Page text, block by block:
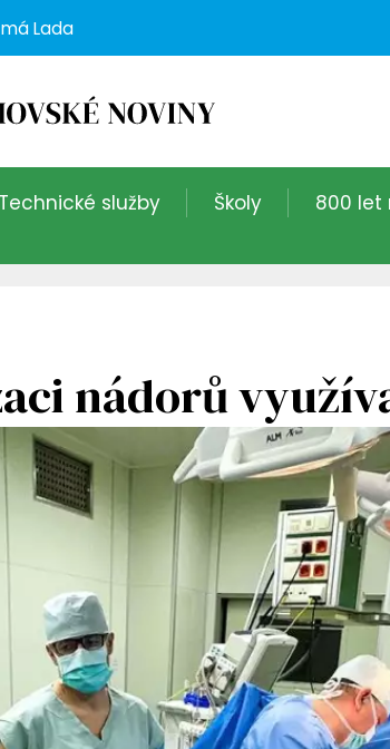
máLada
Technické služby Školy 800 let
nádorů